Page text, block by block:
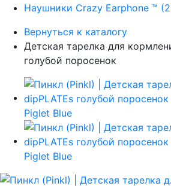
Наушники Crazy Earphone ™
Вернуться к каталогу
Детская тарелка для
голубой поросенок